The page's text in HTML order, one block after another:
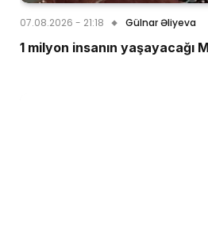
07.08.2026 - 21:18 Gülnar Əliyeva
1 milyon insanın yaşayacağı